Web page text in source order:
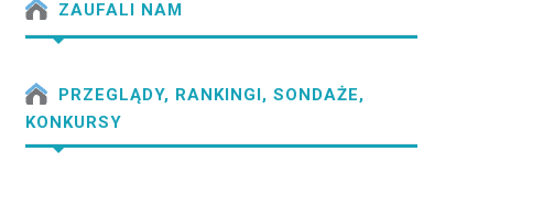
ZAUFALI NAM
PRZEGLĄDY, RANKINGI, SONDAŻE,
KONKURSY